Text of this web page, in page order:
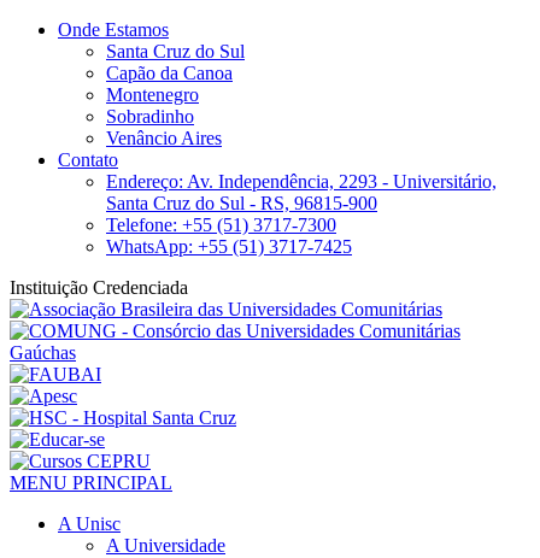
Onde Estamos
Santa Cruz do Sul
Capão da Canoa
Montenegro
Sobradinho
Venâncio Aires
Contato
Endereço: Av. Independência, 2293 - Universitário,
Santa Cruz do Sul - RS, 96815-900
Telefone: +55 (51) 3717-7300
WhatsApp: +55 (51) 3717-7425
Instituição Credenciada
MENU PRINCIPAL
A Unisc
A Universidade